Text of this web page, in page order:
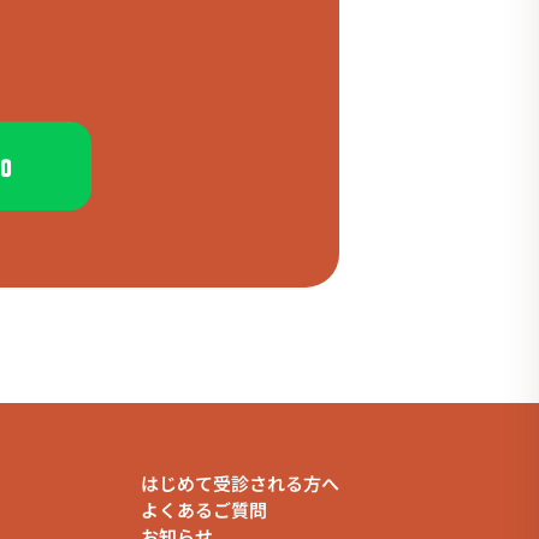
はじめて受診される方へ
よくあるご質問